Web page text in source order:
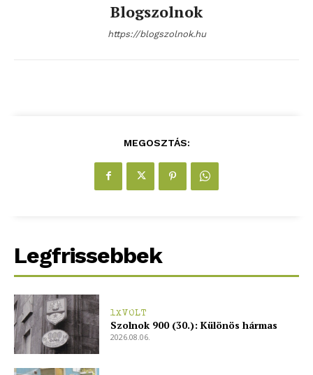
ELŐFIZETÉS
Hasznos
Blogszolnok
https://blogszolnok.hu
MEGOSZTÁS:
Legfrissebbek
1XVOLT
Szolnok 900 (30.): Különös hármas
2026.08.06.